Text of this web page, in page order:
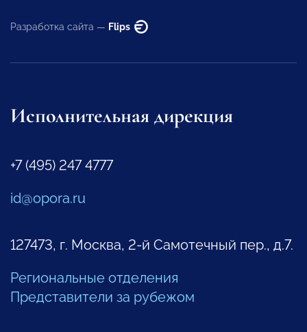
Разработка сайта — Flips
Исполнительная дирекция
+7 (495) 247 4777
id@opora.ru
127473, г. Москва, 2-й Самотечный пер., д.7.
Региональные отделения
Представители за рубежом